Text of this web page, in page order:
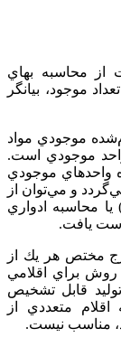
از محاسبه‌ بهاي‌
موجود، بيانگر
موجودي‌ مواد
موجودي‌ است‌.
واحدهاي‌ موجودي‌
و مي‌توان‌ از
محاسبه‌ ادواري‌
يافت‌.
مختص‌ هر يك‌ از
روش‌ براي‌ اقلامي‌
قابل‌ تشخيص‌
متعددي‌ از
مناسب‌ نيست‌.